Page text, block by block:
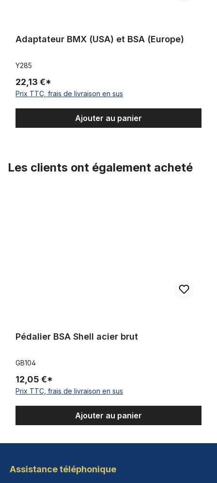
Adaptateur BMX (USA) et BSA (Europe)
Y285
22,13 €*
Prix TTC, frais de livraison en sus
Ajouter au panier
Les clients ont également acheté
Pédalier BSA Shell acier brut
GB104
12,05 €*
Prix TTC, frais de livraison en sus
Ajouter au panier
Assistance téléphonique